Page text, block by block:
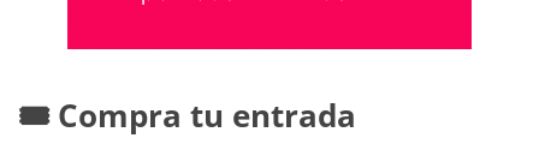
🎟️ Compra tu entrada